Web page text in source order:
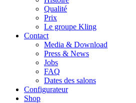
Qualité
Prix
Le groupe Kling
Contact
Media & Download
Press & News
Jobs
FAQ
Dates des salons
Configurateur
Shop